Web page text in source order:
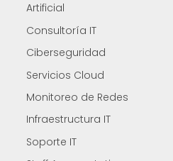
Artificial
Consultoría IT
Ciberseguridad
Servicios Cloud
Monitoreo de Redes
Infraestructura IT
Soporte IT